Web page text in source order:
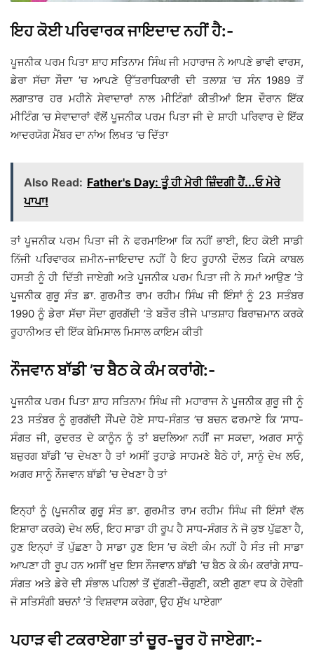
ਇਹ ਕੋਈ ਪਰਿਵਾਰਕ ਜਾਇਦਾਦ ਨਹੀਂ ਹੈ:-
ਪੂਜਨੀਕ ਪਰਮ ਪਿਤਾ ਸ਼ਾਹ ਸਤਿਨਾਮ ਸਿੰਘ ਜੀ ਮਹਾਰਾਜ ਨੇ ਆਪਣੇ ਭਾਵੀ ਵਾਰਸ,
ਡੇਰਾ ਸੱਚਾ ਸੌਦਾ ’ਚ ਆਪਣੇ ਉੱਤਰਾਧਿਕਾਰੀ ਦੀ ਤਲਾਸ਼ ’ਚ ਸੰਨ 1989 ਤੋਂ
ਲਗਾਤਾਰ ਹਰ ਮਹੀਨੇ ਸੇਵਾਦਾਰਾਂ ਨਾਲ ਮੀਟਿੰਗਾਂ ਕੀਤੀਆਂ ਇਸ ਦੌਰਾਨ ਇੱਕ
ਮੀਟਿੰਗ ’ਚ ਸੇਵਾਦਾਰਾਂ ਵੱਲੋਂ ਪੂਜਨੀਕ ਪਰਮ ਪਿਤਾ ਜੀ ਦੇ ਸ਼ਾਹੀ ਪਰਿਵਾਰ ਦੇ ਇੱਕ
ਆਦਰਯੋਗ ਮੈਂਬਰ ਦਾ ਨਾਂਅ ਲਿਖਤ ’ਚ ਦਿੱਤਾ
Also Read: Father's Day: ਤੂੰ ਹੀ ਮੇਰੀ ਜ਼ਿੰਦਗੀ ਹੈਂ...ਓ ਮੇਰੇ
ਪਾਪਾ!
ਤਾਂ ਪੂਜਨੀਕ ਪਰਮ ਪਿਤਾ ਜੀ ਨੇ ਫਰਮਾਇਆ ਕਿ ਨਹੀਂ ਭਾਈ, ਇਹ ਕੋਈ ਸਾਡੀ
ਨਿੱਜੀ ਪਰਿਵਾਰਕ ਜ਼ਮੀਨ-ਜਾਇਦਾਦ ਨਹੀਂ ਹੈ ਇਹ ਰੂਹਾਨੀ ਦੌਲਤ ਕਿਸੇ ਕਾਬਲ
ਹਸਤੀ ਨੂੰ ਹੀ ਦਿੱਤੀ ਜਾਏਗੀ ਅਤੇ ਪੂਜਨੀਕ ਪਰਮ ਪਿਤਾ ਜੀ ਨੇ ਸਮਾਂ ਆਉਣ ’ਤੇ
ਪੂਜਨੀਕ ਗੁਰੂ ਸੰਤ ਡਾ. ਗੁਰਮੀਤ ਰਾਮ ਰਹੀਮ ਸਿੰਘ ਜੀ ਇੰਸਾਂ ਨੂੰ 23 ਸਤੰਬਰ
1990 ਨੂੰ ਡੇਰਾ ਸੱਚਾ ਸੌਦਾ ਗੁਰਗੱਦੀ ’ਤੇ ਬਤੌਰ ਤੀਜੇ ਪਾਤਸ਼ਾਹ ਬਿਰਾਜ਼ਮਾਨ ਕਰਕੇ
ਰੂਹਾਨੀਅਤ ਦੀ ਇੱਕ ਬੇਮਿਸਾਲ ਮਿਸਾਲ ਕਾਇਮ ਕੀਤੀ
ਨੌਜਵਾਨ ਬਾੱਡੀ ’ਚ ਬੈਠ ਕੇ ਕੰਮ ਕਰਾਂਗੇ:-
ਪੂਜਨੀਕ ਪਰਮ ਪਿਤਾ ਸ਼ਾਹ ਸਤਿਨਾਮ ਸਿੰਘ ਜੀ ਮਹਾਰਾਜ ਨੇ ਪੂਜਨੀਕ ਗੁਰੂ ਜੀ ਨੂੰ
23 ਸਤੰਬਰ ਨੂੰ ਗੁਰਗੱਦੀ ਸੌਂਪਦੇ ਹੋਏ ਸਾਧ-ਸੰਗਤ ’ਚ ਬਚਨ ਫਰਮਾਏ ਕਿ ‘ਸਾਧ-
ਸੰਗਤ ਜੀ, ਕੁਦਰਤ ਦੇ ਕਾਨੂੰਨ ਨੂੰ ਤਾਂ ਬਦਲਿਆ ਨਹੀਂ ਜਾ ਸਕਦਾ, ਅਗਰ ਸਾਨੂੰ
ਬਜ਼ੁਰਗ ਬਾੱਡੀ ’ਚ ਦੇਖਣਾ ਹੈ ਤਾਂ ਅਸੀਂ ਤੁਹਾਡੇ ਸਾਹਮਣੇ ਬੈਠੇ ਹਾਂ, ਸਾਨੂੰ ਦੇਖ ਲਓ,
ਅਗਰ ਸਾਨੂੰ ਨੌਜਵਾਨ ਬਾੱਡੀ ’ਚ ਦੇਖਣਾ ਹੈ ਤਾਂ
ਇਨ੍ਹਾਂ ਨੂੰ (ਪੂਜਨੀਕ ਗੁਰੂ ਸੰਤ ਡਾ. ਗੁਰਮੀਤ ਰਾਮ ਰਹੀਮ ਸਿੰਘ ਜੀ ਇੰਸਾਂ ਵੱਲ
ਇਸ਼ਾਰਾ ਕਰਕੇ) ਦੇਖ ਲਓ, ਇਹ ਸਾਡਾ ਹੀ ਰੂਪ ਹੈ ਸਾਧ-ਸੰਗਤ ਨੇ ਜੋ ਕੁਝ ਪੁੱਛਣਾ ਹੈ,
ਹੁਣ ਇਨ੍ਹਾਂ ਤੋਂ ਪੁੱਛਣਾ ਹੈ ਸਾਡਾ ਹੁਣ ਇਸ ’ਚ ਕੋਈ ਕੰਮ ਨਹੀਂ ਹੈ ਸੰਤ ਜੀ ਸਾਡਾ
ਆਪਣਾ ਹੀ ਰੂਪ ਹਨ ਅਸੀਂ ਖੁਦ ਇਸ ਨੌਜਵਾਨ ਬਾੱਡੀ ’ਚ ਬੈਠ ਕੇ ਕੰਮ ਕਰਾਂਗੇ ਸਾਧ-
ਸੰਗਤ ਅਤੇ ਡੇਰੇ ਦੀ ਸੰਭਾਲ ਪਹਿਲਾਂ ਤੋਂ ਦੁੱਗਣੀ-ਚੌਗੁਣੀ, ਕਈ ਗੁਣਾ ਵਧ ਕੇ ਹੋਵੇਗੀ
ਜੋ ਸਤਿਸੰਗੀ ਬਚਨਾਂ ’ਤੇ ਵਿਸ਼ਵਾਸ ਕਰੇਗਾ, ਉਹ ਸੁੱਖ ਪਾਏਗਾ’
ਪਹਾੜ ਵੀ ਟਕਰਾਏਗਾ ਤਾਂ ਚੂਰ-ਚੂਰ ਹੋ ਜਾਏਗਾ:-